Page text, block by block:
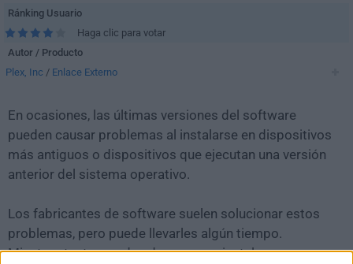
Ránking Usuario
Haga clic para votar
Autor / Producto
Plex, Inc / Enlace Externo
En ocasiones, las últimas versiones del software
pueden causar problemas al instalarse en dispositivos
más antiguos o dispositivos que ejecutan una versión
anterior del sistema operativo.
Los fabricantes de software suelen solucionar estos
problemas, pero puede llevarles algún tiempo.
Mientras tanto, puedes descargar e instalar una